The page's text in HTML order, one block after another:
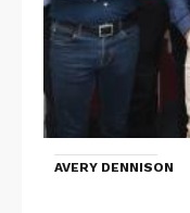
AVERY DENNISON